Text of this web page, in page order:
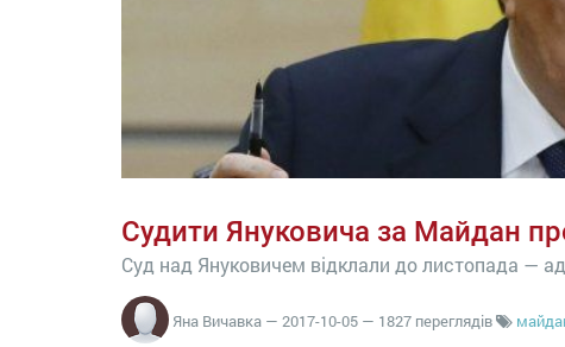
Судити Януковича за Майдан
Суд над Януковичем відклали до листопада —
Яна Вичавка — 2017-10-05 — 1827 переглядів